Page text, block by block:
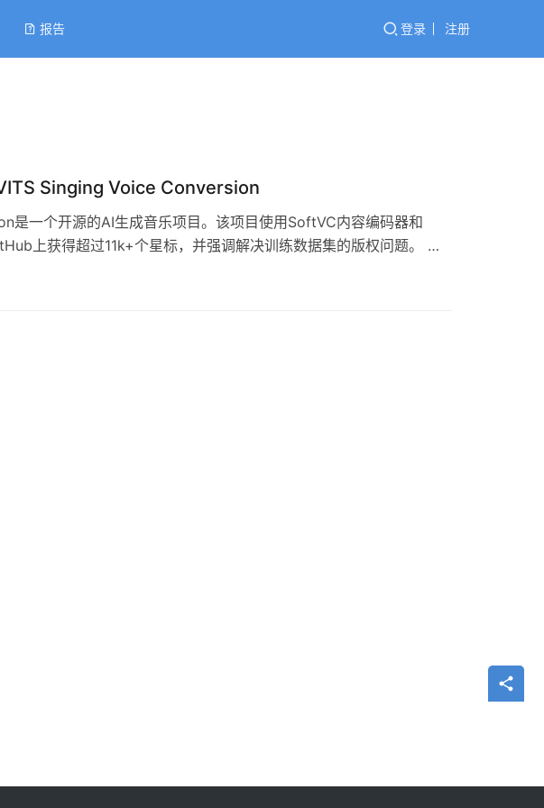
报告 登录 注册
Singing Voice Conversion
一个开源的AI生成音乐项目。该项目使用SoftVC内容编码器和
上获得超过11k+个星标，并强调解决训练数据集的版权问题。 项